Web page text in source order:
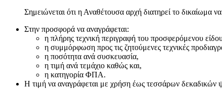
Σημειώνεται ότι η Αναθέτουσα αρχή διατηρεί το δικαίωμα
Στην προσφορά να αναγράφεται:
η πλήρης τεχνική περιγραφή του προσφερόμενου
η συμμόρφωση προς τις ζητούμενες τεχνικές
η ποσότητα ανά συσκευασία,
η τιμή ανά τεμάχιο καθώς και,
η κατηγορία ΦΠΑ.
Η τιμή να αναγράφεται με χρήση έως τεσσάρων δεκαδικών